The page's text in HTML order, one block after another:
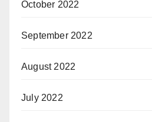
October 2022
September 2022
August 2022
July 2022